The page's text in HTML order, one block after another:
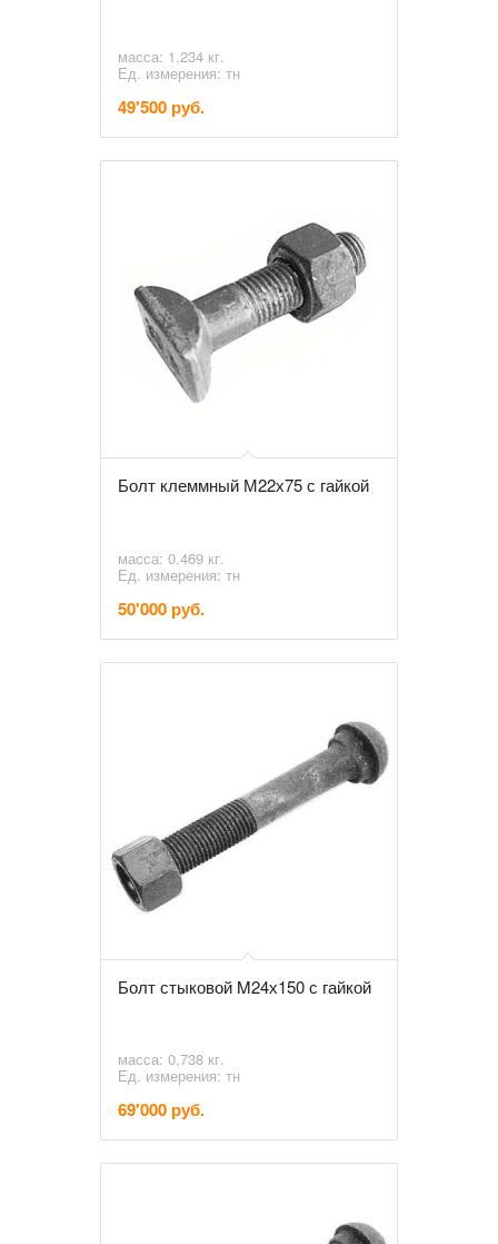
масса: 1,234 кг.
Ед. измерения: тн
49'500 руб.
Болт клеммный М22х75 с гайкой
масса: 0,469 кг.
Ед. измерения: тн
50'000 руб.
Болт стыковой M24х150 с гайкой
масса: 0,738 кг.
Ед. измерения: тн
69'000 руб.